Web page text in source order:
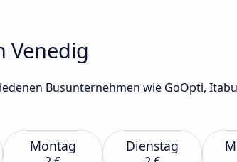
Venedig
Busunternehmen wie GoOpti,
Montag Dienstag